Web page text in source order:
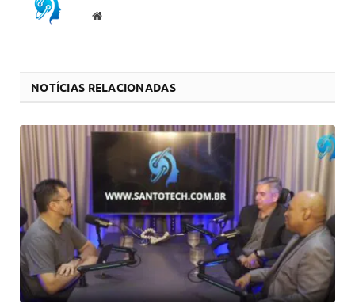
Website
NOTÍCIAS RELACIONADAS